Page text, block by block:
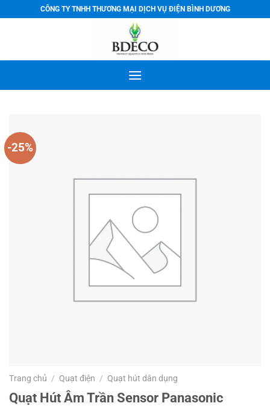
qua
CÔNG TY TNHH THƯƠNG MẠI DỊCH VỤ ĐIỆN BÌNH DƯƠNG
-25%
Trang chủ / Quạt điện / Quạt hút dân dụng
Quạt Hút Âm Trần Sensor Panasonic